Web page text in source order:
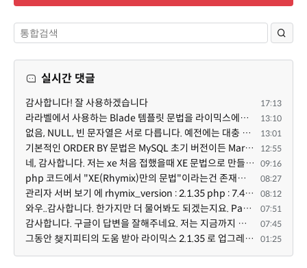
실시간 댓글
감사합니다! 잘 사용하겠습니다 17:13
라라벨에서 사용하는 Blade 템플릿 문법을 라이믹스에서도 일부분 도입하였는데, 양쪽의 템플릿 매뉴얼 분량... 13:10
없음, NULL, 빈 문자열은 서로 다릅니다. 예전에는 대충 써도 서로 통용되었지만, 그것 때문에 버그나 보안... 13:01
기본적인 ORDER BY 문법은 MySQL 초기 버전이든 MariaDB 최신 버전이든 차이가 없습니다. 라이믹스 게시판에... 12:55
네, 감사합니다. 저는 xe 처음 접했을때 XE 문법으로 만들었다고 해서 xe코드들이 php와 전혀 다른것 같이 ... 09:16
php 코드에서 "XE(Rhymix)만의 문법"이라는건 존재하지도 않고 별도의 인터프리터를 만들지 않는한 쓸 수도 ... 08:27
관리자 서버 보기 에 rhymix_version : 2.1.35 php : 7.4.3 (64-bit) db.type : mysql (innodb, utf8mb4) db... 08:12
와우..감사합니다. 한가지만 더 물어봐도 되겠는지요. Password.php 파일안에 클래스와 함수들은 순수 php ... 07:51
감사합니다. 구글이 답변을 잘해주네요. 저는 지금까지 md5 에 머물러 있었네요. md5는 구석기 알고리즘이 ... 07:45
그동안 챚지피티의 도움 받아 라이믹스 2.1.35 로 업그레이드 잘 한 것은 부인할 수 없는 사실입니다. 그런... 01:25